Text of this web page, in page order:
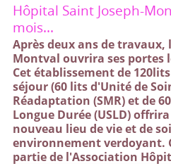
Hôpital Saint Joseph-
mois...
Après deux ans de travaux,
Montval ouvrira ses portes
Cet établissement de
séjour (60 lits d'Unité de
Réadaptation (SMR) et de
Longue Durée (USLD)
nouveau lieu de vie et de
environnement verdoyant.
partie de l'Association